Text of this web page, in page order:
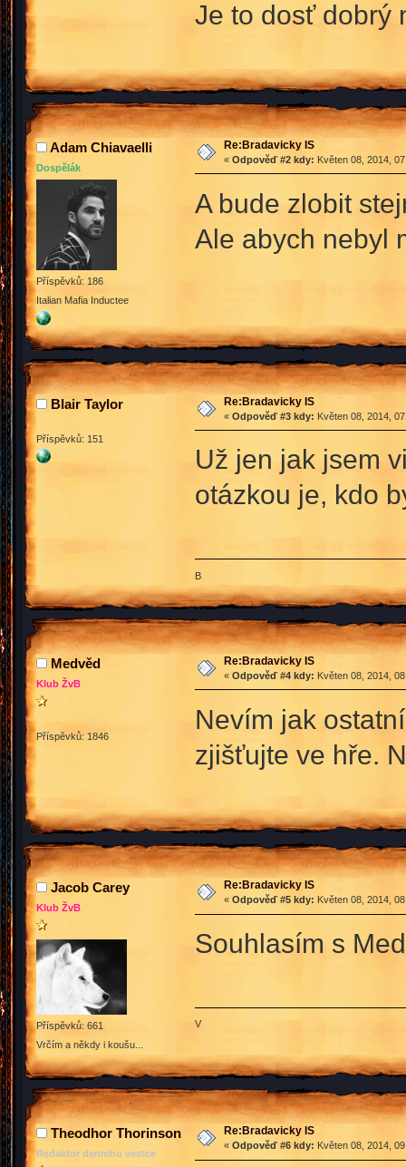
Je to dosť dobrý
Adam Chiavaelli
Dospělák
Příspěvků: 186
Italian Mafia Inductee
Re:Bradavicky IS
« Odpověď #2 kdy: Květen 08, 2014,
A bude zlobit
Ale abych nebyl
Blair Taylor
Příspěvků: 151
Re:Bradavicky IS
« Odpověď #3 kdy: Květen 08, 2014,
Už jen jak jsem
otázkou je, kdo
B
Medvěd
Klub ŽvB
Příspěvků: 1846
Re:Bradavicky IS
« Odpověď #4 kdy: Květen 08, 2014,
Nevím jak
zjišťujte ve hře.
Jacob Carey
Klub ŽvB
Příspěvků: 661
Vrčím a někdy i koušu...
Re:Bradavicky IS
« Odpověď #5 kdy: Květen 08, 2014,
Souhlasím s
V
Theodhor Thorinson
Redaktor denniho vestce
Re:Bradavicky IS
« Odpověď #6 kdy: Květen 08, 2014,